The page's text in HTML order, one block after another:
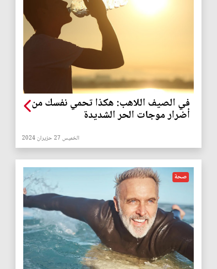
في الصيف اللاهب: هكذا تحمي نفسك من
أضرار موجات الحر الشديدة
الخميس 27 حزيران 2024
صحة